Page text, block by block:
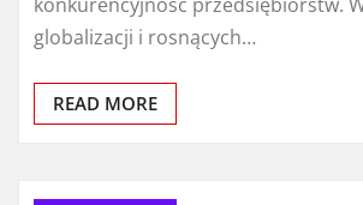
globalizacji i rosnących…
READ MORE